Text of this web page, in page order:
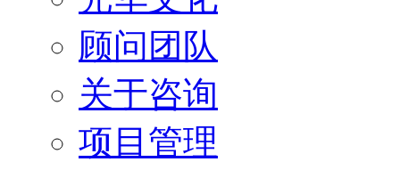
顾问团队
关于咨询
项目管理